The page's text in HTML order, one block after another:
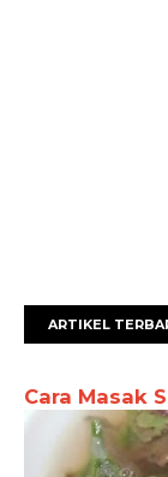
ARTIKEL
Cara Masak